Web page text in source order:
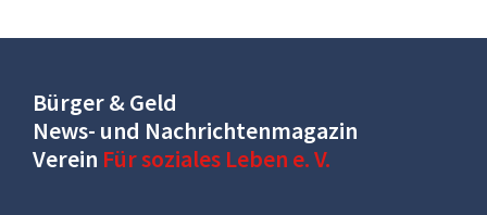
Bürger & Geld
News- und Nachrichtenmagazin
Verein Für soziales Leben e. V.